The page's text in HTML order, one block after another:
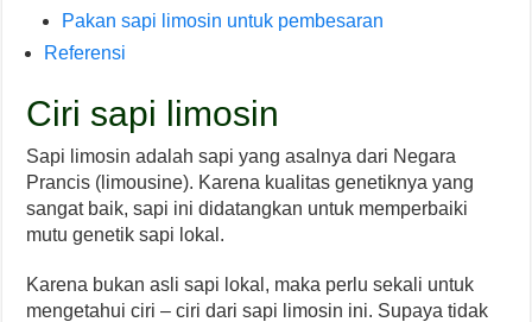
Pakan sapi limosin untuk pembesaran
Referensi
Ciri sapi limosin
Sapi limosin adalah sapi yang asalnya dari Negara
Prancis (limousine). Karena kualitas genetiknya yang
sangat baik, sapi ini didatangkan untuk memperbaiki
mutu genetik sapi lokal.
Karena bukan asli sapi lokal, maka perlu sekali untuk
mengetahui ciri – ciri dari sapi limosin ini. Supaya tidak